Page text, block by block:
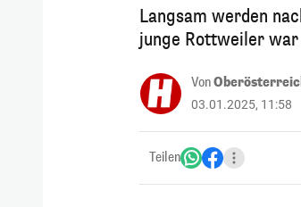
Langsam werden
junge Rottweiler
Von
03.01.2025, 11:58
Teilen